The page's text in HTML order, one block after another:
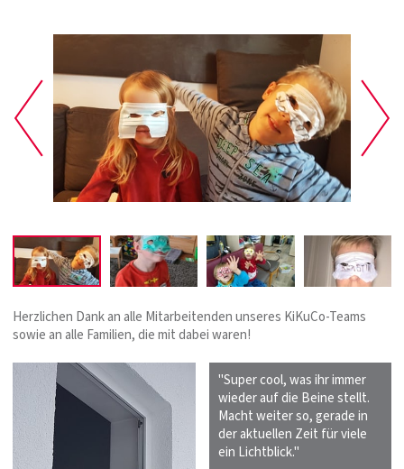
Herzlichen Dank an alle Mitarbeitenden unseres KiKuCo-Teams
sowie an alle Familien, die mit dabei waren!
"Super cool, was ihr immer
wieder auf die Beine stellt.
Macht weiter so, gerade in
der aktuellen Zeit für viele
ein Lichtblick."